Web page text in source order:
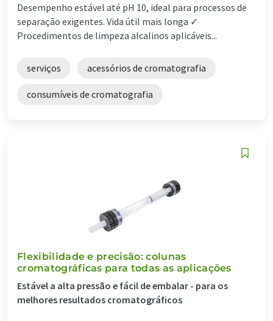
Desempenho estável até pH 10, ideal para processos de
separação exigentes. Vida útil mais longa ✓
Procedimentos de limpeza alcalinos aplicáveis...
serviços acessórios de cromatografia
consumíveis de cromatografia
Flexibilidade e precisão: colunas
cromatográficas para todas as aplicações
Estável a alta pressão e fácil de embalar - para os
melhores resultados cromatográficos